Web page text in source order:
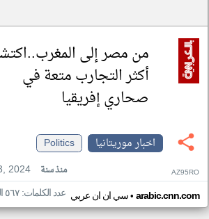
من مصر إلى
أكثر التجارب متعة في
صحاري إفريقيا
اخبار موريتانيا
Politics
2024
منذ سنة AZ95RO
سي ان ان عربي• arabic.cnn.com عدد الكلمات: ٥٦٧ الصور: ٦